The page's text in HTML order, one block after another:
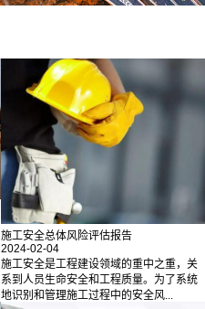
施工安全总体风险评估报告
2024-02-04
施工安全是工程建设领域的重中之重，关
系到人员生命安全和工程质量。为了系统
地识别和管理施工过程中的安全风...